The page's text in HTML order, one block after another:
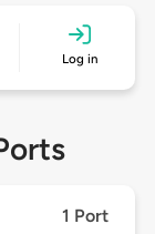
Log in
1 Port